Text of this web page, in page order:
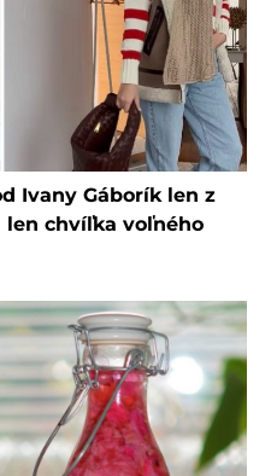
Ivany Gáborík len z
len chvíľka voľného